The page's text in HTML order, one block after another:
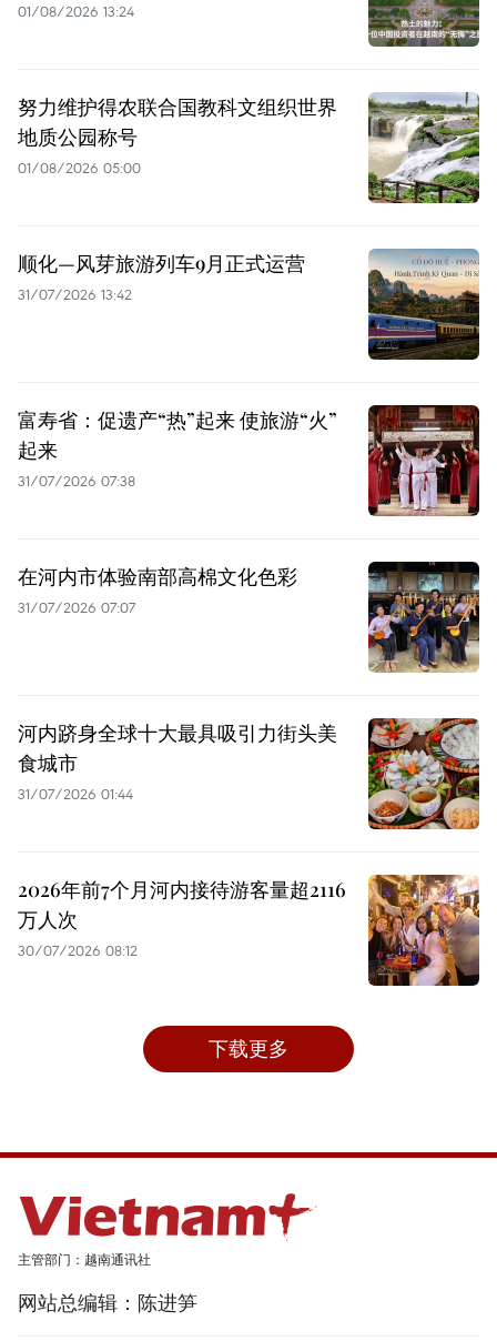
01/08/2026 13:24
努力维护得农联合国教科文组织世界
地质公园称号
01/08/2026 05:00
顺化—风芽旅游列车9月正式运营
31/07/2026 13:42
富寿省：促遗产“热”起来 使旅游“火”
起来
31/07/2026 07:38
在河内市体验南部高棉文化色彩
31/07/2026 07:07
河内跻身全球十大最具吸引力街头美
食城市
31/07/2026 01:44
2026年前7个月河内接待游客量超2116
万人次
30/07/2026 08:12
下载更多
主管部门：越南通讯社
网站总编辑：陈进笋